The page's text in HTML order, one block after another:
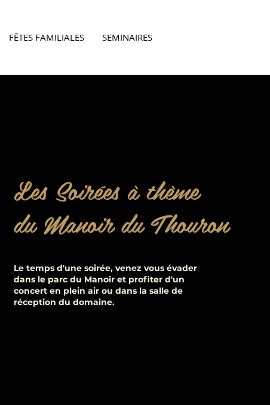
FÊTES FAMILIALES SEMINAIRES
Les Soirées à thème
du Manoir du Thouron
Le temps d'une soirée, venez vous évader
dans le parc du Manoir et profiter d'un
concert en plein air ou dans la salle de
réception du domaine.